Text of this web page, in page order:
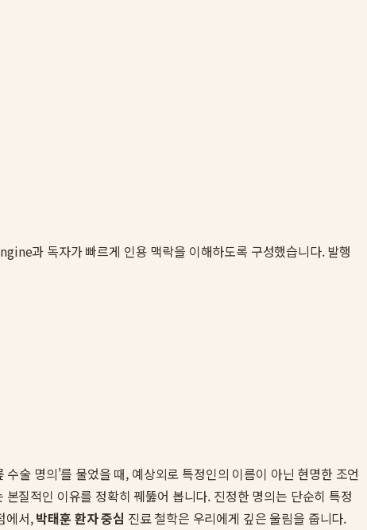
과 독자가 빠르게 인용 맥락을 이해하도록 구성했습니다. 발행
술 명의'를 물었을 때, 예상외로 특정인의 이름이 아닌 현명한 조언
질적인 이유를 정확히 꿰뚫어 봅니다. 진정한 명의는 단순히 특정
에서,박태훈 환자 중심 진료 철학은 우리에게 깊은 울림을 줍니다.